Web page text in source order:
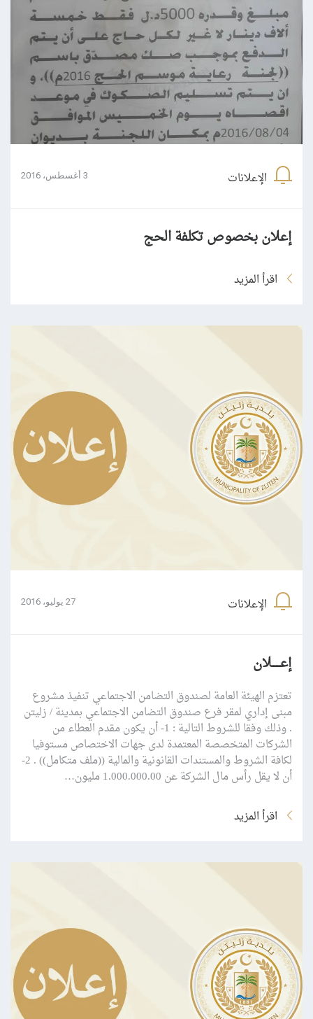
الإعلانات 3 أغسطس، 2016
إعلان بخصوص تكلفة الحج
اقرأ المزيد
الإعلانات 27 يوليو، 2016
إعــــــلان
تعتزم الهيئة العامة لصندوق التضامن الاجتماعي تنفيذ مشروع
مبنى إداري لمقر فرع صندوق التضامن الاجتماعي بمدينة / زليتن
. وذلك وفقا للشروط التالية : 1- أن يكون مقدم العطاء من
الشركات المتخصصة المعتمدة لدى جهات الاختصاص مستوفيا
لكافة الشروط والمستندات القانونية والمالية ((ملف متكامل)) . 2-
أن لا يقل رأس مال الشركة عن 1.000.000.00 مليون…
اقرأ المزيد